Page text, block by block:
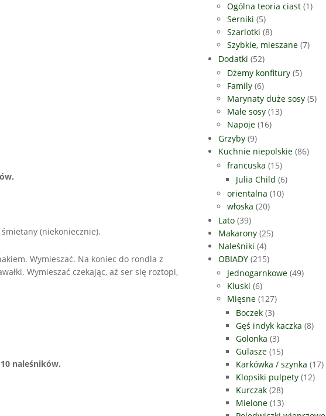
(niekoniecznie).
Wymieszać. Na koniec do rondla z
Wymieszać czekając, aż ser się roztopi,
naleśników.
Ogólna teoria ciast (1)
Serniki (5)
Szarlotki (8)
Szybkie, mieszane (7)
Dodatki (52)
Dżemy konfitury (5)
Family (6)
Marynaty duże sosy (5)
Małe sosy (13)
Napoje (16)
Grzyby (9)
Kuchnie niepolskie (86)
francuska (15)
Julia Child (6)
orientalna (10)
włoska (20)
Lato (39)
Makarony (25)
Naleśniki (4)
OBIADY (215)
Jednogarnkowe (49)
Kluski (6)
Mięsne (127)
Boczek (3)
Gęś indyk kaczka (8)
Golonka (3)
Gulasze (15)
Karkówka / szynka (17)
Klopsiki pulpety (12)
Kurczak (28)
Mielone (13)